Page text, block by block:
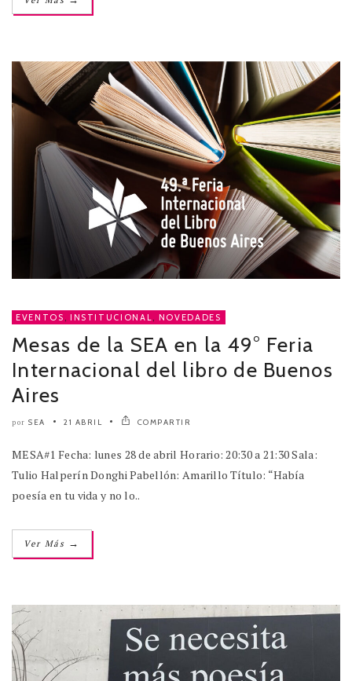
EVENTOS , INSTITUCIONAL, NOVEDADES
Mesas de la SEA en la 49° Feria
Internacional del libro de Buenos
Aires
por SEA 21 ABRIL COMPARTIR
MESA#1 Fecha: lunes 28 de abril Horario: 20:30 a 21:30 Sala:
Tulio Halperín Donghi Pabellón: Amarillo Título: “Había
poesía en tu vida y no lo..
Ver Más →